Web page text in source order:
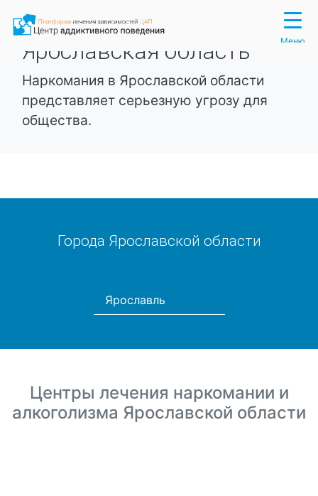
Ярославская область
Наркомания в Ярославской области
представляет серьезную угрозу для
общества.
Города Ярославской области
Ярославль
Центры лечения наркомании и
алкоголизма Ярославской области
Меню